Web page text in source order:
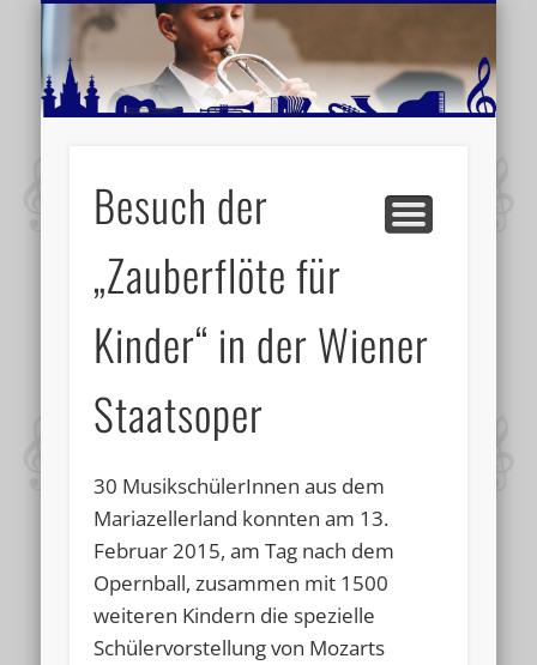
MUSIKSCHULE MARIAZELL
AKTUELLE BERICHTE
SCHULE
VIDEOS
VERANSTALTUNGSTIPPS
WEITERE INFORMATIONEN
Besuch der
„Zauberflöte für
Kinder“ in der Wiener
Staatsoper
30 MusikschülerInnen aus dem
Mariazellerland konnten am 13.
Februar 2015, am Tag nach dem
Opernball, zusammen mit 1500
weiteren Kindern die spezielle
Schülervorstellung von Mozarts